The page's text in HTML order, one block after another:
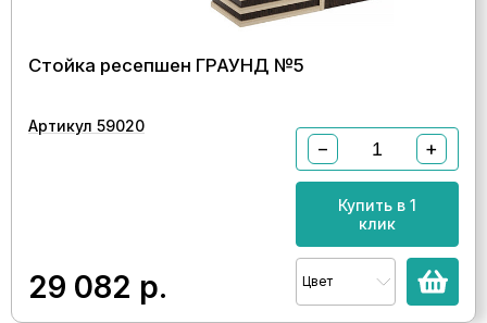
Стойка ресепшен ГРАУНД №5
Артикул 59020
29 082 р.
− +
Купить в 1
клик
Цвет